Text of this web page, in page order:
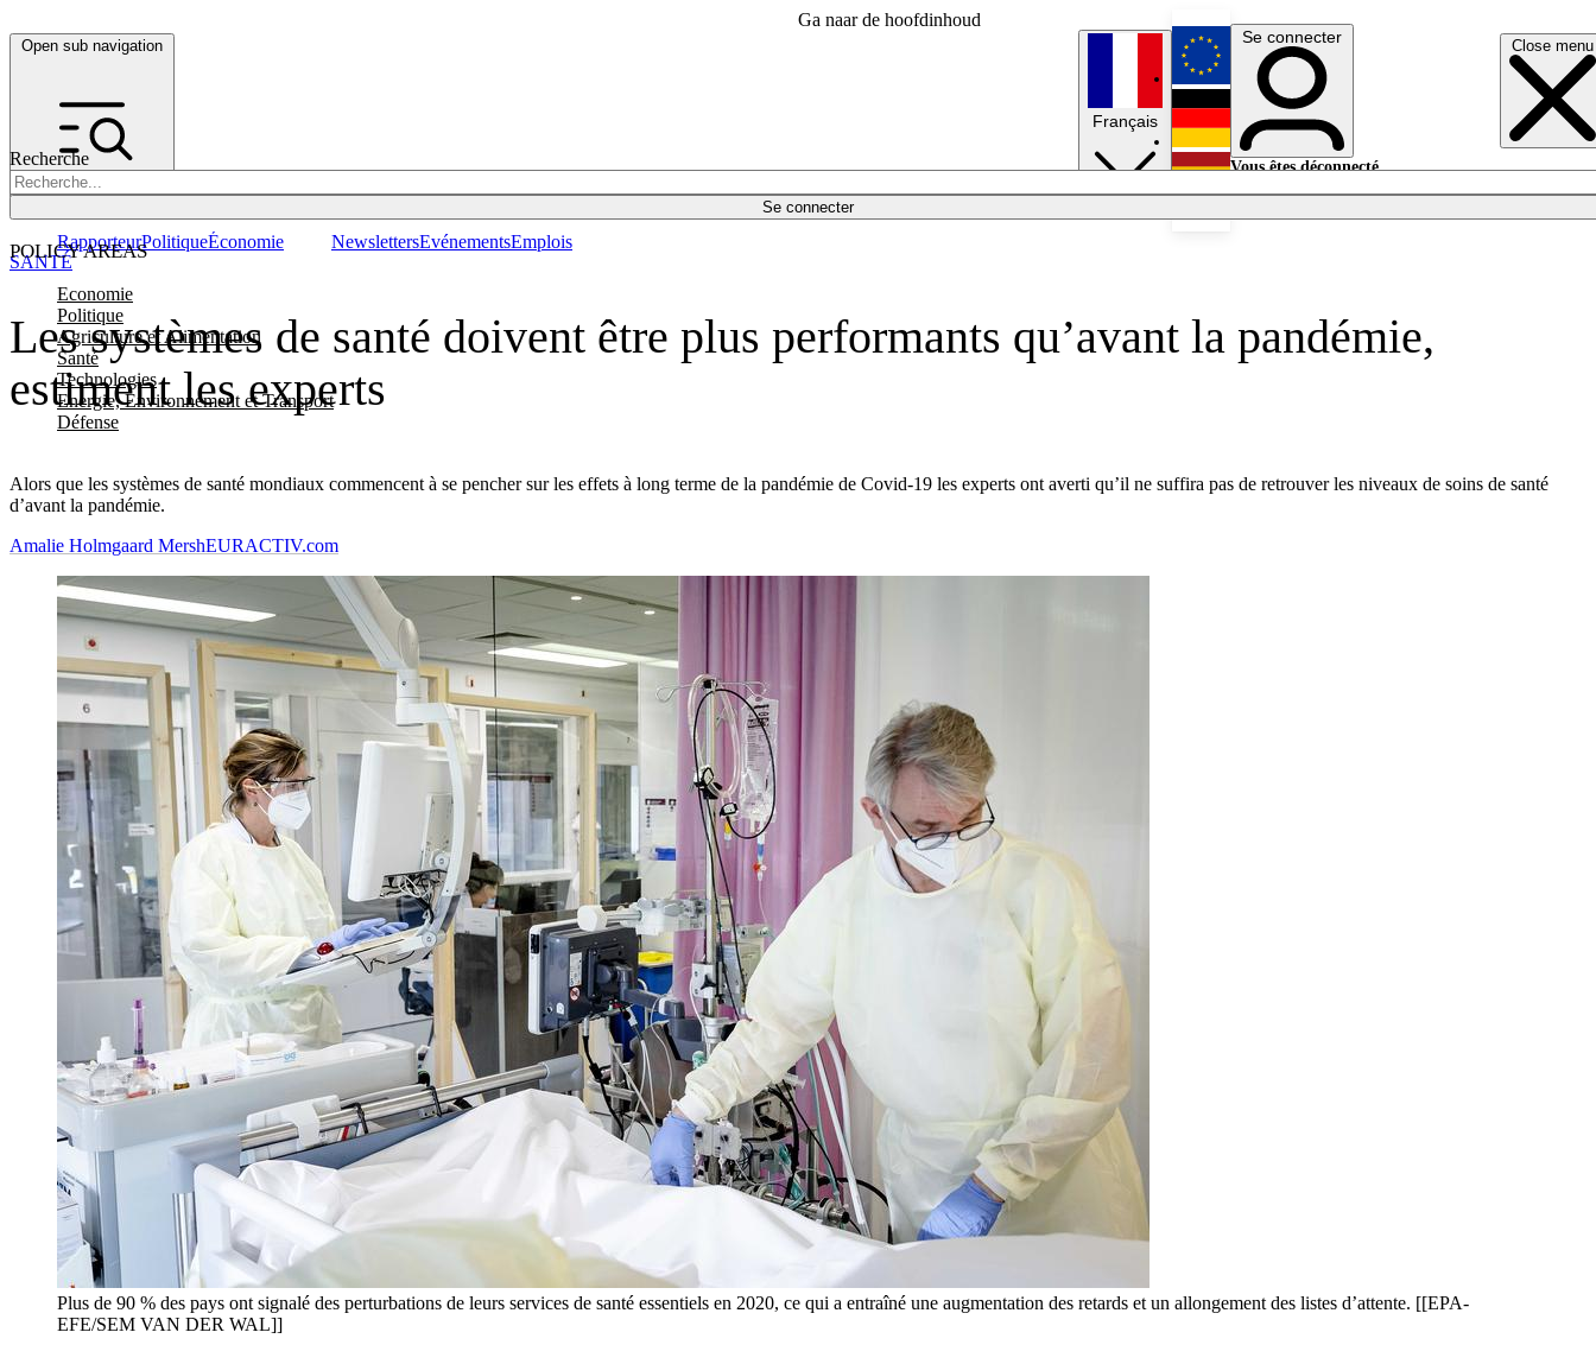
Ga naar de hoofdinhoud
Open sub navigation Close menu
Recherche
Se connecter
POLICY AREAS
Economie
Politique
Agriculture et Alimentation
Santé
Technologies
Energie, Environnement et Transport
Défense
RapporteurPolitiqueÉconomie NewslettersEvénementsEmplois
Français
English
Deutsch
Se connecter
Vous êtes déconnecté.
Les systèmes de santé doivent être plus performants qu’avant la pandémie,
estiment les experts
Alors que les systèmes de santé mondiaux commencent à se pencher sur les effets à long terme de la pandémie de Covid-19 les experts ont averti qu’il ne suffira pas de retrouver les niveaux de soins de santé
d’avant la pandémie.
SANTÉ
Amalie Holmgaard MershEURACTIV.com
Plus de 90 % des pays ont signalé des perturbations de leurs services de santé essentiels en 2020, ce qui a entraîné une augmentation des retards et un allongement des listes d’attente. [[EPA-
EFE/SEM VAN DER WAL]]